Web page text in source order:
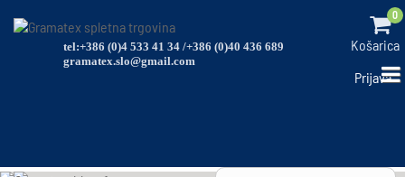
tel:+386 (0)4 533 41 34 /+386 (0)40 436 689
gramatex.slo@gmail.com
Košarica
0
Prijava